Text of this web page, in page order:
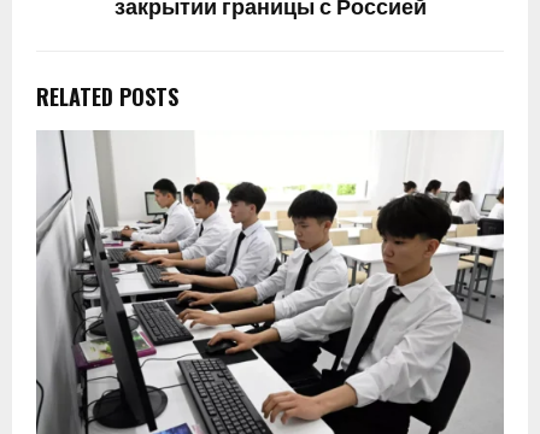
закрытии границы с Россией
RELATED POSTS